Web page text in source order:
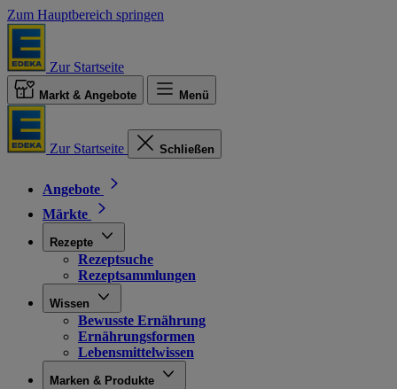
Zum Hauptbereich springen
Zur Startseite
Markt & Angebote Menü
Zur Startseite Schließen
Angebote
Märkte
Rezepte
Rezeptsuche
Rezeptsammlungen
Wissen
Bewusste Ernährung
Ernährungsformen
Lebensmittelwissen
Marken & Produkte